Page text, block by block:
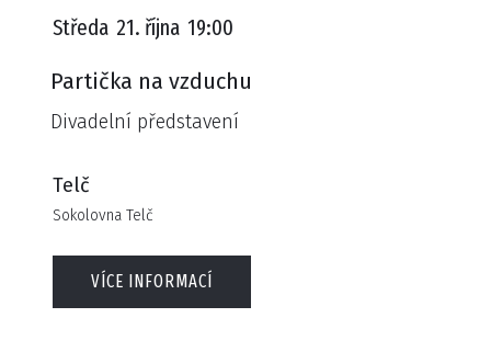
Středa 21. října 19:00
Partička na vzduchu
Divadelní představení
Telč
Sokolovna Telč
VÍCE INFORMACÍ